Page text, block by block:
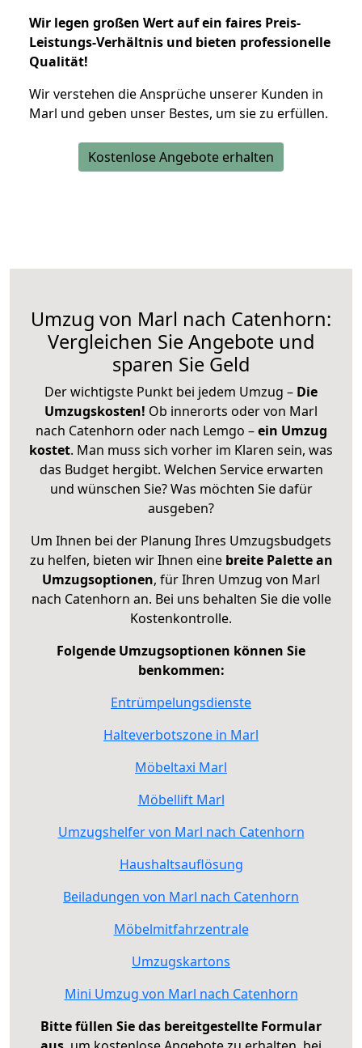
Wir legen großen Wert auf ein faires Preis-
Leistungs-Verhältnis und bieten professionelle
Qualität!
Wir verstehen die Ansprüche unserer Kunden in
Marl und geben unser Bestes, um sie zu erfüllen.
Kostenlose Angebote erhalten
Umzug von Marl nach Catenhorn:
Vergleichen Sie Angebote und
sparen Sie Geld
Der wichtigste Punkt bei jedem Umzug – Die
Umzugskosten! Ob innerorts oder von Marl
nach Catenhorn oder nach Lemgo –ein Umzug
kostet. Man muss sich vorher im Klaren sein, was
das Budget hergibt. Welchen Service erwarten
und wünschen Sie? Was möchten Sie dafür
ausgeben?
Um Ihnen bei der Planung Ihres Umzugsbudgets
zu helfen, bieten wir Ihnen eine breite Palette an
Umzugsoptionen, für Ihren Umzug von Marl
nach Catenhorn an. Bei uns behalten Sie die volle
Kostenkontrolle.
Folgende Umzugsoptionen können Sie
benkommen:
Entrümpelungsdienste
Halteverbotszone in Marl
Möbeltaxi Marl
Möbellift Marl
Umzugshelfer von Marl nach Catenhorn
Haushaltsauflösung
Beiladungen von Marl nach Catenhorn
Möbelmitfahrzentrale
Umzugskartons
Mini Umzug von Marl nach Catenhorn
Bitte füllen Sie das bereitgestellte Formular